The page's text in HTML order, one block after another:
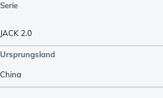
Serie
JACK 2.0
Ursprungsland
China